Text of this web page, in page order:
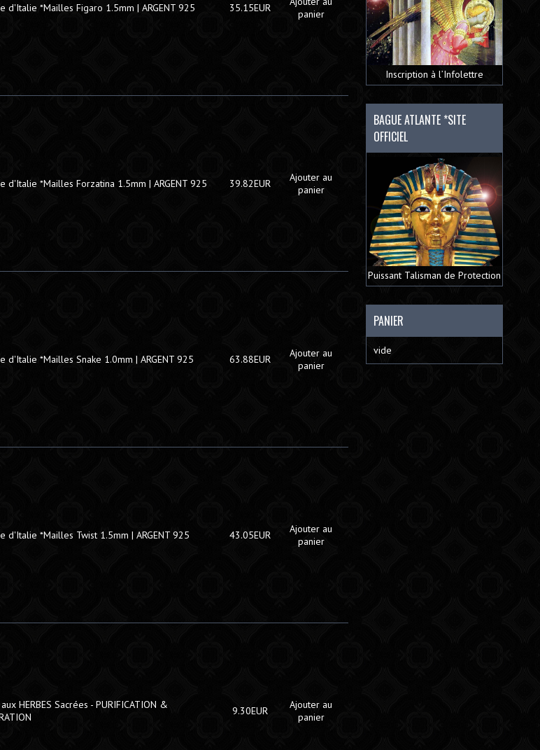
d'Italie *Mailles Figaro 1.5mm | ARGENT 925 35.15EUR
panier
d'Italie *Mailles Forzatina 1.5mm | ARGENT 925 39.82EUR
Ajouter au
panier
d'Italie *Mailles Snake 1.0mm | ARGENT 925 63.88EUR
Ajouter au
panier
d'Italie *Mailles Twist 1.5mm | ARGENT 925 43.05EUR
Ajouter au
panier
HERBES Sacrées - PURIFICATION &
9.30EUR
Ajouter au
panier
Inscription à l’Infolettre
BAGUE ATLANTE *SITE
OFFICIEL
Puissant Talisman de Protection
PANIER
vide